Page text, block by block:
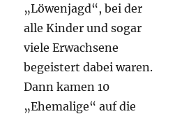
„Löwenjagd“, bei der
alle Kinder und sogar
viele Erwachsene
begeistert dabei waren.
Dann kamen 10
„Ehemalige“ auf die